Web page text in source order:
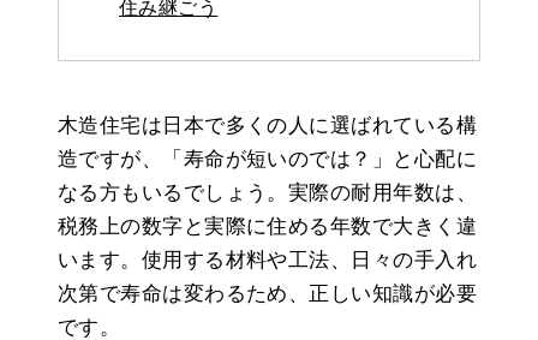
住み継ごう
木造住宅は日本で多くの人に選ばれている構
造ですが、「寿命が短いのでは？」と心配に
なる方もいるでしょう。実際の耐用年数は、
税務上の数字と実際に住める年数で大きく違
います。使用する材料や工法、日々の手入れ
次第で寿命は変わるため、正しい知識が必要
です。